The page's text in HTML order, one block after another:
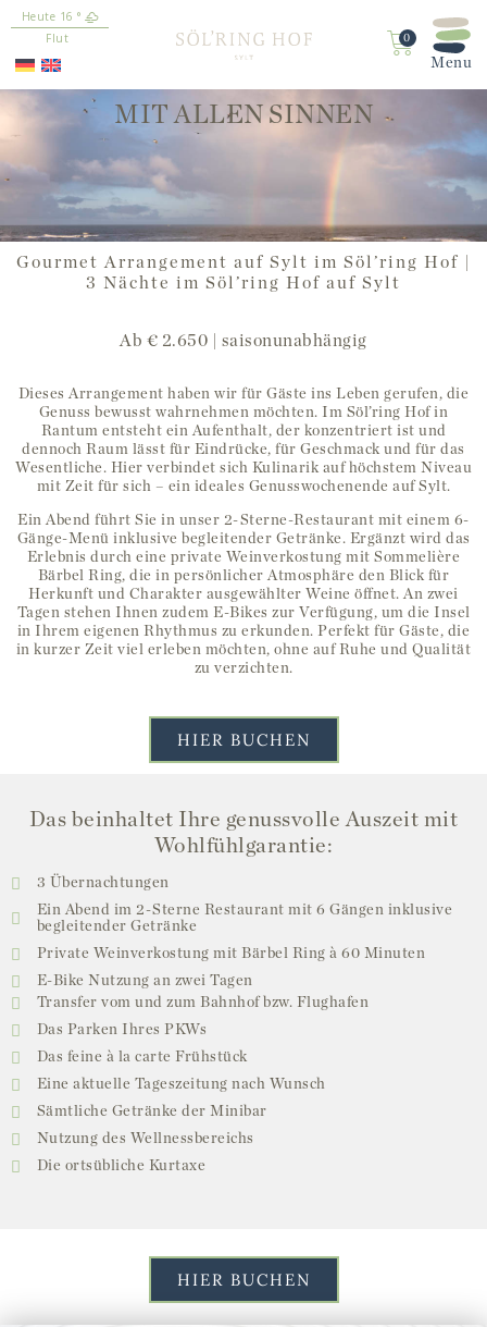
springen16 °
Flut
0
MIT ALLEN SINNEN
Gourmet Arrangement auf Sylt im Söl’ring Hof |
3 Nächte im Söl’ring Hof auf Sylt
Ab € 2.650 | saisonunabhängig
Dieses Arrangement haben wir für Gäste ins Leben gerufen, die
Genuss bewusst wahrnehmen möchten. Im Söl’ring Hof in
Rantum entsteht ein Aufenthalt, der konzentriert ist und
dennoch Raum lässt für Eindrücke, für Geschmack und für das
Wesentliche. Hier verbindet sich Kulinarik auf höchstem Niveau
mit Zeit für sich – ein ideales Genusswochenende auf Sylt.
Ein Abend führt Sie in unser 2-Sterne-Restaurant mit einem 6-
Gänge-Menü inklusive begleitender Getränke. Ergänzt wird das
Erlebnis durch eine private Weinverkostung mit Sommelière
Bärbel Ring, die in persönlicher Atmosphäre den Blick für
Herkunft und Charakter ausgewählter Weine öffnet. An zwei
Tagen stehen Ihnen zudem E-Bikes zur Verfügung, um die Insel
in Ihrem eigenen Rhythmus zu erkunden. Perfekt für Gäste, die
in kurzer Zeit viel erleben möchten, ohne auf Ruhe und Qualität
zu verzichten.
HIER BUCHEN
Das beinhaltet Ihre genussvolle Auszeit mit
Wohlfühlgarantie:
3 Übernachtungen
Ein Abend im 2-Sterne Restaurant mit 6 Gängen inklusive
begleitender Getränke
Private Weinverkostung mit Bärbel Ring à 60 Minuten
E-Bike Nutzung an zwei Tagen
Transfer vom und zum Bahnhof bzw. Flughafen
Das Parken Ihres PKWs
Das feine à la carte Frühstück
Eine aktuelle Tageszeitung nach Wunsch
Sämtliche Getränke der Minibar
Nutzung des Wellnessbereichs
Die ortsübliche Kurtaxe
HIER BUCHEN